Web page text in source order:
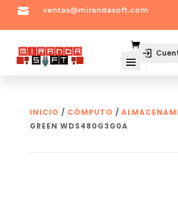
 ventas@mirandasoft.com
INICIO / CÓMPUTO /
GREEN WDS480G3G0A